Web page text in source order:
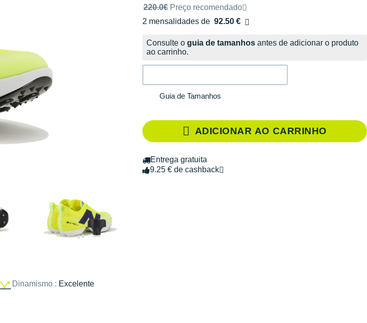
Dinamismo : Excelente
Preço de venda recomendado pela marca
220.0€ Preço recomendado
2 mensalidades de 92.50 €
sem custos
Consulte o guia de tamanhos antes de adicionar o produto
ao carrinho.
Guia de Tamanhos
ADICIONAR AO CARRINHO
Entrega gratuita
9.25 € de cashback